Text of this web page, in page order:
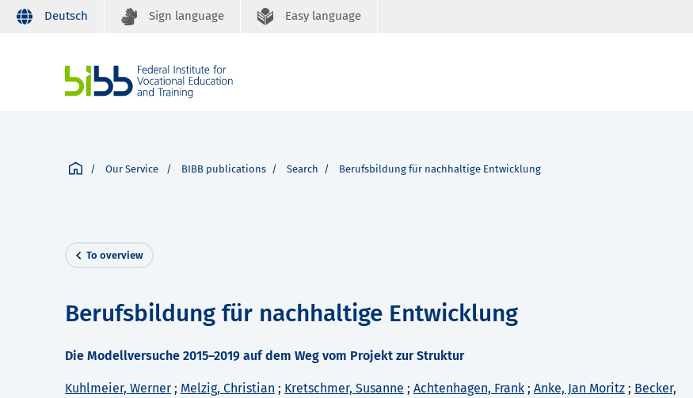
Deutsch Sign language Easy language
Our Service BIBB publications Search Berufsbildung für nachhaltige Entwicklung
To overview
Berufsbildung für nachhaltige Entwicklung
Die Modellversuche 2015–2019 auf dem Weg vom Projekt zur Struktur
Kuhlmeier, Werner ; Melzig, Christian ; Kretschmer, Susanne ; Achtenhagen, Frank ; Anke, Jan Moritz ; Becker,